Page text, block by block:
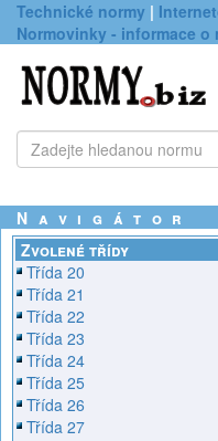
Technické normy |
Normovinky - informace o
Navigátor
Zvolené třídy
Třída 20
Třída 21
Třída 22
Třída 23
Třída 24
Třída 25
Třída 26
Třída 27